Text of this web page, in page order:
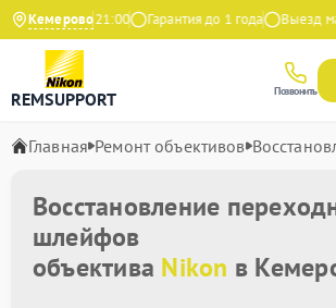
Кемерово
с 9:00 до 21:00 Гарантия до 1 года Выезд
REMSUPPORT Позвонить
Главная Ремонт объективов
Восстановление
шлейфов
объектива Nikon в